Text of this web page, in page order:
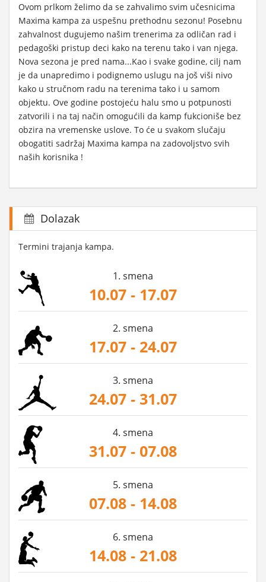
Ovom prlkom želimo da se zahvalimo svim učesnicima
Maxima kampa za uspešnu prethodnu sezonu! Posebnu
zahvalnost dugujemo našim trenerima za odličan rad i
pedagoški pristup deci kako na terenu tako i van njega.
Nova sezona je pred nama...Kao i svake godine, cilj nam
je da unapredimo i podignemo uslugu na još viši nivo
kako u stručnom radu na terenima tako i u samom
objektu. Ove godine postojeću halu smo u potpunosti
zatvorili i na taj način omogućili da kamp fukcioniše bez
obzira na vremenske uslove. To će u svakom slučaju
obogatiti sadržaj Maxima kampa na zadovoljstvo svih
naših korisnika !
Dolazak
Termini trajanja kampa.
1. smena
10.07 - 17.07
2. smena
17.07 - 24.07
3. smena
24.07 - 31.07
4. smena
31.07 - 07.08
5. smena
07.08 - 14.08
6. smena
14.08 - 21.08